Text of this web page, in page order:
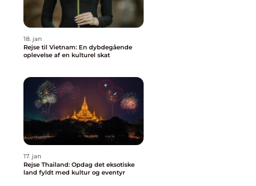
18. jan
Rejse til Vietnam: En dybdegående
oplevelse af en kulturel skat
17. jan
Rejse Thailand: Opdag det eksotiske
land fyldt med kultur og eventyr